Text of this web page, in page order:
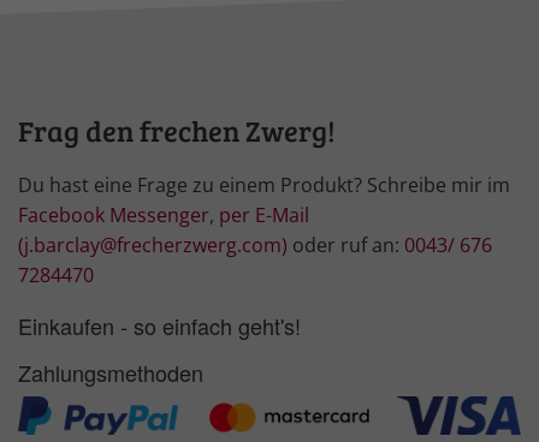
Frag den frechen Zwerg!
Du hast eine Frage zu einem Produkt? Schreibe mir im
Facebook Messenger, per E-Mail
(j.barclay@frecherzwerg.com) oder ruf an: 0043/ 676
7284470
Einkaufen - so einfach geht's!
Zahlungsmethoden